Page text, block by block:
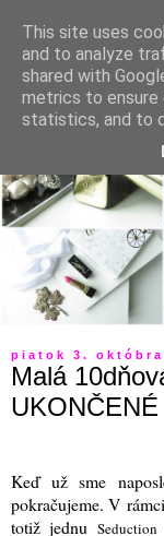
piatok 3. októbra
Malá
UKONČENÉ
Keď už sme
pokračujeme. V
totiž jednu
This site uses
and to analyze
shared with
metrics to ensure
statistics, and to